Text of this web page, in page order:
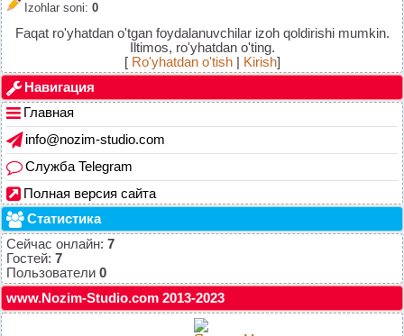
Izohlar soni: 0
Faqat ro'yhatdan o'tgan foydalanuvchilar izoh qoldirishi mumkin.
Iltimos, ro'yhatdan o'ting.
[ Ro'yhatdan o'tish| Kirish]
Навигация
Главная
info@nozim-studio.com
Служба Telegram
Полная версия сайта
Статистика
Сейчас онлайн: 7
Гостей: 7
Пользователи 0
www.Nozim-Studio.com 2013-2023